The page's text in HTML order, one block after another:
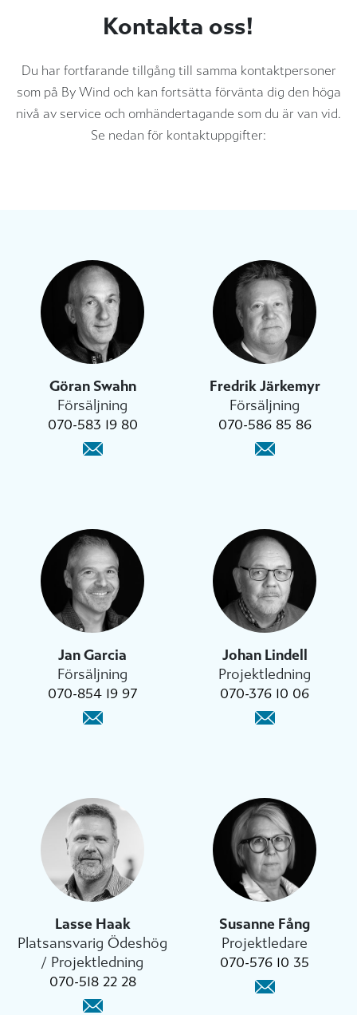
Kontakta oss!
Du har fortfarande tillgång till samma kontaktpersoner
som på By Wind och kan fortsätta förvänta dig den höga
nivå av service och omhändertagande som du är van vid.
Se nedan för kontaktuppgifter:
Göran Swahn
Försäljning
070-583 19 80
Fredrik Järkemyr
Försäljning
070-586 85 86
Jan Garcia
Försäljning
070-854 19 97
Johan Lindell
Projektledning
070-376 10 06
Lasse Haak
Platsansvarig Ödeshög
/ Projektledning
070-518 22 28
Susanne Fång
Projektledare
070-576 10 35